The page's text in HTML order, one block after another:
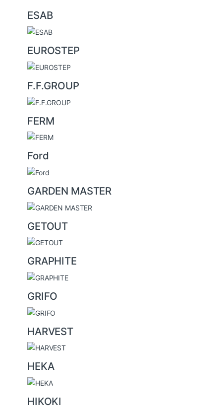
ESAB
EUROSTEP
F.F.GROUP
FERM
Ford
GARDEN MASTER
GETOUT
GRAPHITE
GRIFO
HARVEST
HEKA
HIKOKI